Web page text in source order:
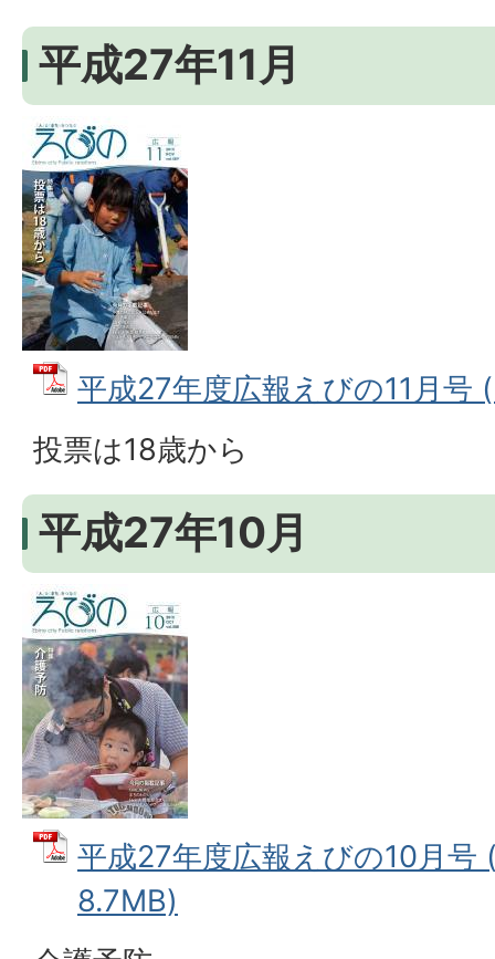
平成27年11月
平成27年度広報えびの11月号
投票は18歳から
平成27年10月
平成27年度広報えびの10月号
8.7MB)